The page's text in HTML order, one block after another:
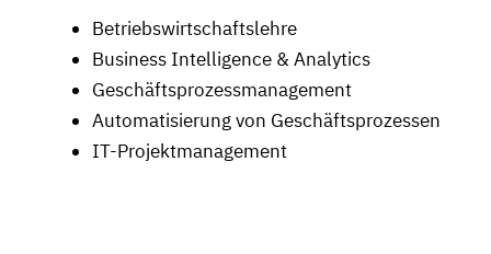
Betriebswirtschaftslehre
Business Intelligence & Analytics
Geschäftsprozessmanagement
Automatisierung von Geschäftsprozessen
IT-Projektmanagement